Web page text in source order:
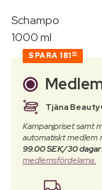
Schampo
1000 ml
SPARA 181 00
Tjäna
Kampanjpriset samt
automatiskt medlem
99.00 SEK/30 dagar
medlemsfördelarna.